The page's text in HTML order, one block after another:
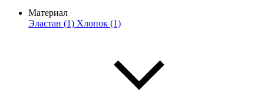
Материал
Эластан (1) Хлопок (1)